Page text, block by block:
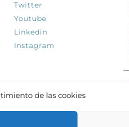
de las cookies
Twitter
Youtube
Linkedin
Instagram